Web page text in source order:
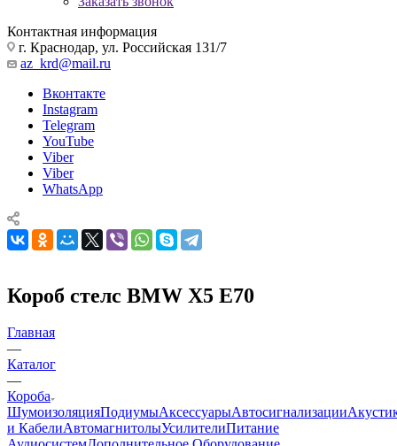
Контактная информация
г. Краснодар, ул. Российская 131/7
az_krd@mail.ru
Вконтакте
Instagram
Telegram
YouTube
Viber
Viber
WhatsApp
Короб стелс BMW X5 E70
Главная
—
Каталог
—
Короба
ШумоизоляцияПодиумыАксессуарыАвтосигнализации
и КабелиАвтомагнитолыУсилителиПитание